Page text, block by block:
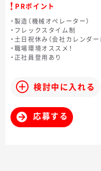
PRポイント
・製造（機械オペレーター）
・フレックスタイム制
・土日祝休み（会社カレンダー
・職場環境オススメ！
・正社員登用あり
検討中に入れる
応募する